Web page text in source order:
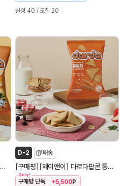
신청 40 / 모집 20
D-2 배송
[구매평] [제이앤이 ] 다르다팝콘 통밀칩
Only!
구매평 단독 +5,500P